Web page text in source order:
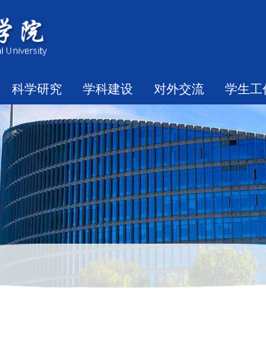
科学研究 学科建设 对外交流 学生工